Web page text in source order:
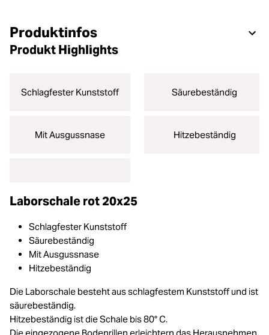
Produktinfos
Produkt Highlights
Schlagfester Kunststoff Säurebeständig
Mit Ausgussnase Hitzebeständig
Laborschale rot 20x25
Schlagfester Kunststoff
Säurebeständig
Mit Ausgussnase
Hitzebeständig
Die Laborschale besteht aus schlagfestem Kunststoff und ist
säurebeständig.
Hitzebeständig ist die Schale bis 80° C.